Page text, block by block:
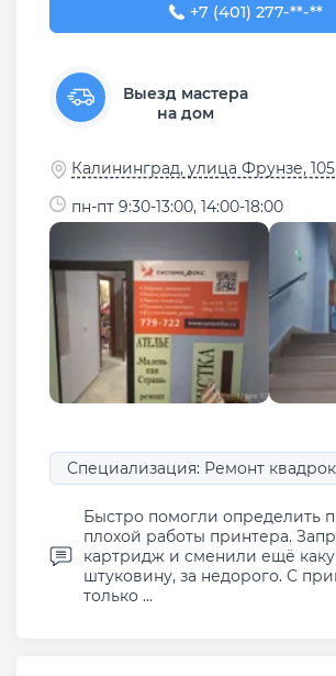
+7 (401) 277-97-22
+7 (401) 277-**-**
Выезд мастера
на дом
Калининград, улица Фрунзе, 105
пн-пт 9:30-13:00, 14:00-18:00
Специализация: Ремонт
Быстро помогли определить
плохой работы принтера.
картридж и сменили ещё
штуковину, за недорого. С
только ...